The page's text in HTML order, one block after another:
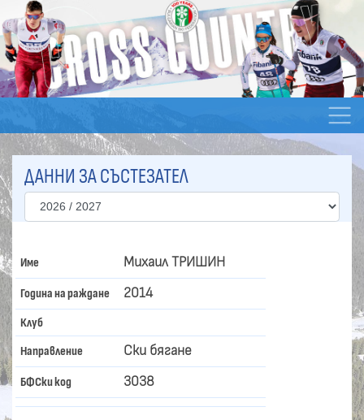
ДАННИ ЗА СЪСТЕЗАТЕЛ
Име Михаил ТРИШИН
Година на раждане 2014
Клуб
Направление Ски бягане
БФСки код 3038